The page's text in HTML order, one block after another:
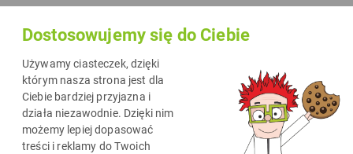
Dostosowujemy się do Ciebie
Używamy ciasteczek, dzięki
którym nasza strona jest dla
Ciebie bardziej przyjazna i
działa niezawodnie. Dzięki nim
możemy lepiej dopasować
treści i reklamy do Twoich